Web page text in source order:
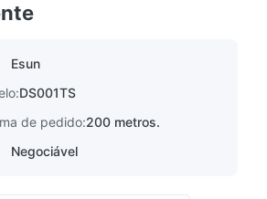
Esun
DS001TS
de pedido:200 metros.
Negociável